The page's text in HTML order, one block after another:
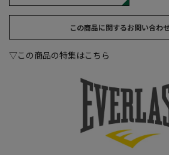
この商品に関するお問い合わ
▽この商品の特集はこちら